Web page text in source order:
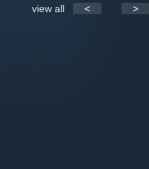
какие события запомнились
view all < >